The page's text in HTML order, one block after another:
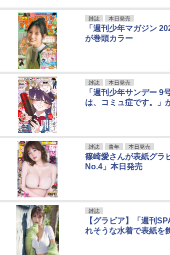
雑誌 本日発売
「週刊少年マガジン
が巻頭カラー
雑誌 本日発売
「週刊少年サンデー 9
は、コミュ症です。」
雑誌 青年 本日発売
篠崎愛さんが表紙グラ
No.4」本日発売
雑誌
【グラビア】「週刊
れそうな水着で表紙を